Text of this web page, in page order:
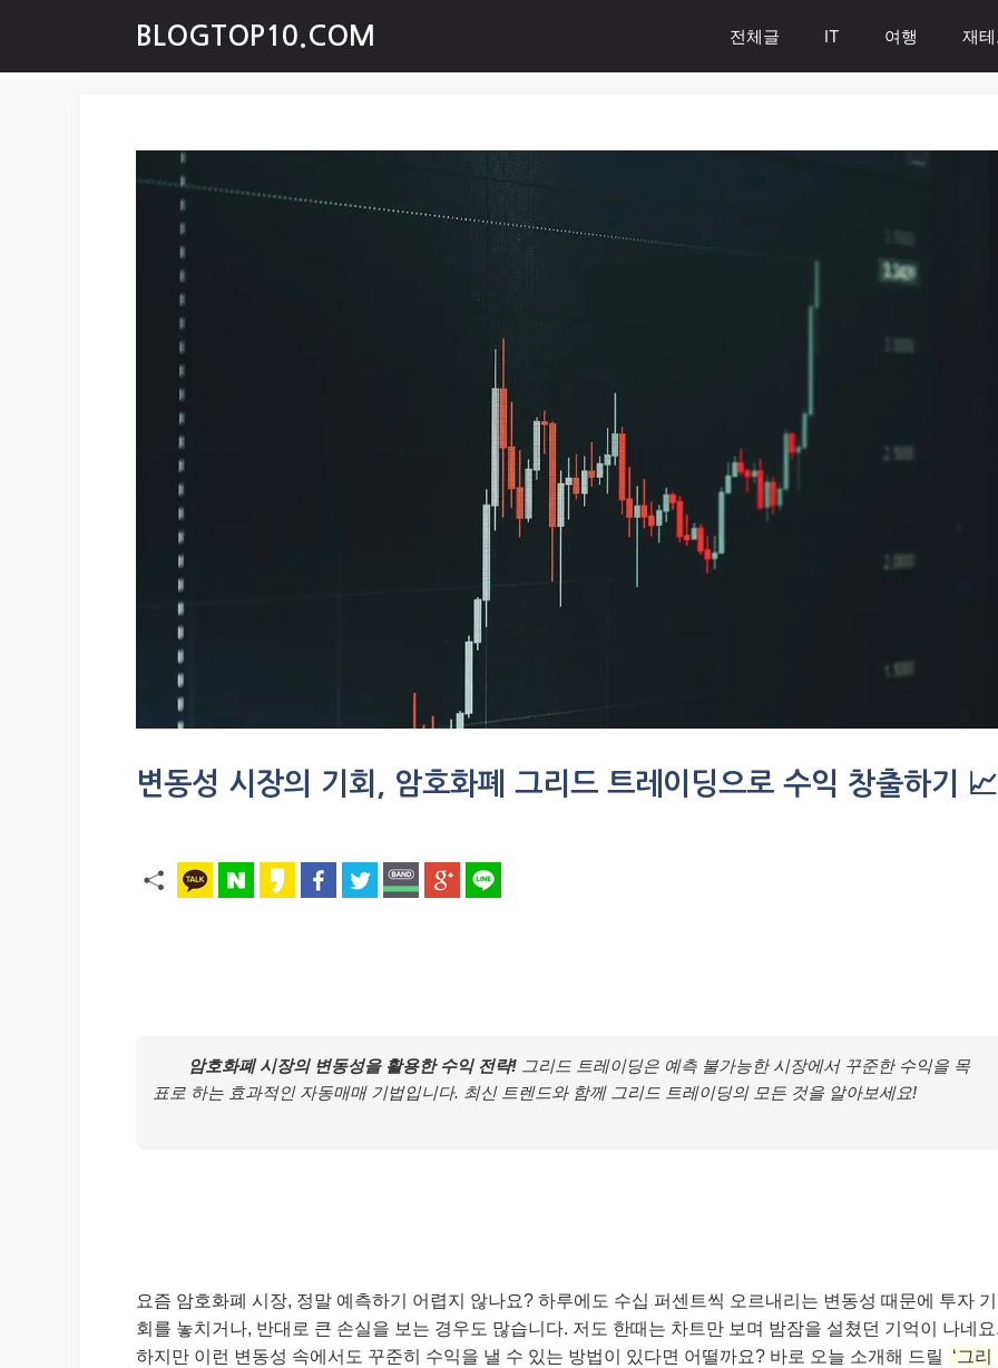
content
BLOGTOP10.COM 전체글 IT 여행 재
변동성 시장의 기회, 암호화폐 그리드 트레이딩으로 수익 창출하기 📈
암호화폐 시장의 변동성을 활용한 수익 전략! 그리드 트레이딩은 예측 불가능한 시장에서 꾸준한 수익을 목
표로 하는 효과적인 자동매매 기법입니다. 최신 트렌드와 함께 그리드 트레이딩의 모든 것을 알아보세요!
요즘 암호화폐 시장, 정말 예측하기 어렵지 않나요? 하루에도 수십 퍼센트씩 오르내리는 변동성 때문에 투자 기
회를 놓치거나, 반대로 큰 손실을 보는 경우도 많습니다. 저도 한때는 차트만 보며 밤잠을 설쳤던 기억이 나네
하지만 이런 변동성 속에서도 꾸준히 수익을 낼 수 있는 방법이 있다면 어떨까요? 바로 오늘 소개해 드릴
‘그리